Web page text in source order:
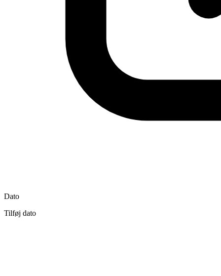
Dato
Tilføj dato